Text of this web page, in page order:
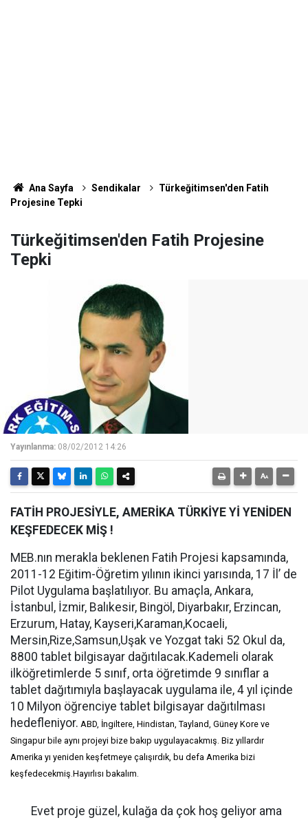
Ana Sayfa Sendikalar
Türkeğitimsen'den Fatih
Projesine Tepki
Türkeğitimsen'den Fatih Projesine
Tepki
Yayınlanma: 08/02/2012 14:26
FATİH PROJESİYLE, AMERİKA TÜRKİYE Yİ YENİDEN
KEŞFEDECEK MİŞ !
MEB.nın merakla beklenen Fatih Projesi kapsamında,
2011-12 Eğitim-Öğretim yılının ikinci yarısında, 17 İl’ de
Pilot Uygulama başlatılıyor. Bu amaçla, Ankara,
İstanbul, İzmir, Balıkesir, Bingöl, Diyarbakır, Erzincan,
Erzurum, Hatay, Kayseri,Karaman,Kocaeli,
Mersin,Rize,Samsun,Uşak ve Yozgat taki 52 Okul da,
8800 tablet bilgisayar dağıtılacak.Kademeli olarak
ilköğretimlerde 5 sınıf, orta öğretimde 9 sınıflar a
tablet dağıtımıyla başlayacak uygulama ile, 4 yıl içinde
10 Milyon öğrenciye tablet bilgisayar dağıtılması
hedefleniyor. ABD, İngiltere, Hindistan, Tayland, Güney Kore ve
Singapur bile aynı projeyi bize bakıp uygulayacakmış. Biz yıllardır
Amerika yı yeniden keşfetmeye çalışırdık, bu defa Amerika bizi
keşfedecekmiş.Hayırlısı bakalım.
Evet proje güzel, kulağa da çok hoş geliyor ama